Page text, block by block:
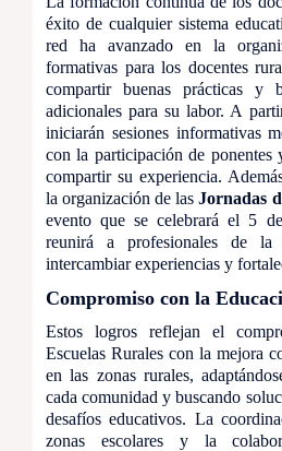
éxito de cualquier sistema
red ha avanzado en la
formativas para los docentes
compartir buenas prácticas y
adicionales para su labor. A
iniciarán sesiones informativas
con la participación de ponentes
compartir su experiencia.
la organización de lasJornadas
evento que se celebrará el 5
reunirá a profesionales de la
intercambiar experiencias y
Compromiso con la
Estos logros reflejan el
Escuelas Rurales con la mejora
en las zonas rurales,
cada comunidad y buscando
desafíos educativos. La
zonas escolares y la